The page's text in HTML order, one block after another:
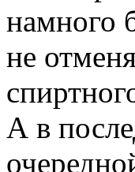
намного
не
А в